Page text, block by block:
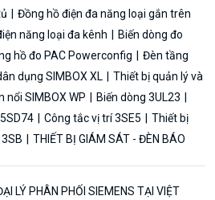
Đồng hồ điện đa năng loại gắn trên
năng loại đa kênh
Biến dòng đo
hồ đo PAC Powerconfig
Đèn tầng
dụng SIMBOX XL
Thiết bị quản lý và
nổi SIMBOX WP
Biến dòng 3UL23
Công tắc vị trí 3SE5
Thiết bị
THIẾT BỊ GIÁM SÁT - ĐÈN BÁO
LÝ PHÂN PHỐI SIEMENS TẠI VIỆT